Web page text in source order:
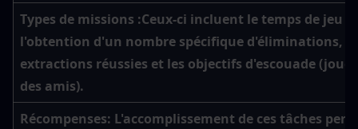
Types de missions :Ceux-ci incluent le temps de jeu
l'obtention d'un nombre spécifique d'éliminations,
extractions réussies et les objectifs d'escouade
des amis).
Récompenses: L'accomplissement de ces tâches